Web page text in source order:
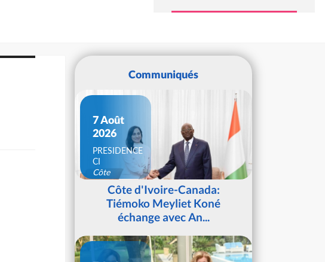
Communiqués
7 Août
2026
PRESIDENCE
CI
Côte
d'IvoireCôte d'Ivoire-Canada:
Tiémoko Meyliet Koné
échange avec An...